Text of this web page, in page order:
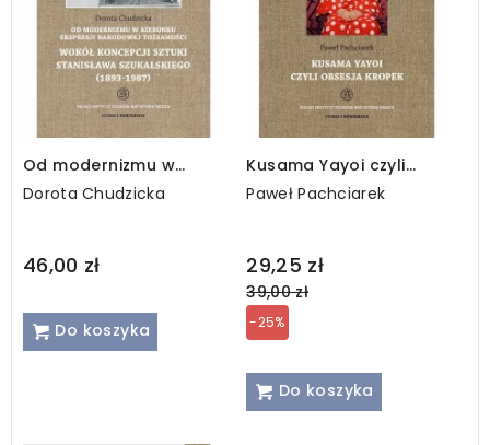
Od modernizmu w
kierunku ekspresji
narodowej tożsamości
Dorota Chudzicka
46,00 zł
Do koszyka
Kusama Yayoi czyli
obsesja kropek
Paweł Pachciarek
29,25 zł
Regular
price
39,00 zł
-25%
Do koszyka